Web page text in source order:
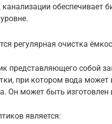
обеспечивает
регулярная очистка
представляющего собой
при котором вода может
Он может быть изготовлен
является: